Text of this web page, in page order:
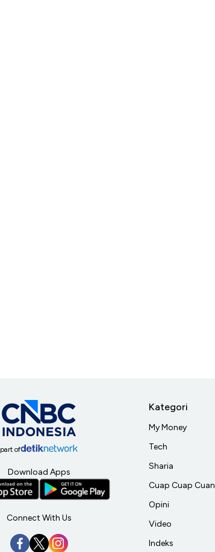
part of
Download Apps
Connect With Us
Kategori
My Money
Tech
Sharia
Cuap Cuap Cuan
Opini
Video
Indeks